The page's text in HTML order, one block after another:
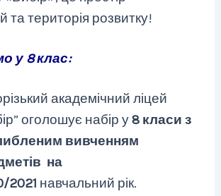
та територія розвитку!
у 8 клас:
академічний ліцей
оголошує набір у8 класи з
вивченням
на
2021 навчальний рік.